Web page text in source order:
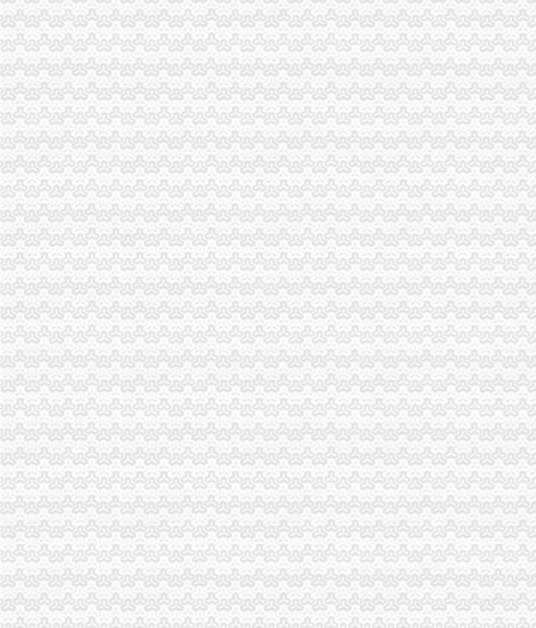
李家花园隧道改造有新进展往松树桥方向通车不堵啦_房产重庆站_腾
悄悄施工“躲猫猫”松树桥近万平方米违法建筑被拆除——凤凰网房
【重庆江北区松树桥游泳馆】江北区松树桥游泳馆团购-重庆拉手网
重庆管道孔：渝北龙溪松树桥人和冉家坝鸳鸯周边下水道疏通-重庆
松树桥花卉园附近酒店_松树桥花卉园附近宾馆_艺龙